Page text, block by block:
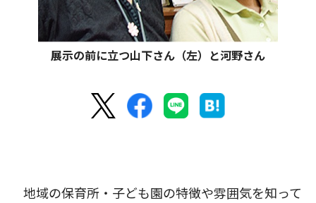
展示の前に立つ山下さん（左）と河野さん
地域の保育所・子ども園の特徴や雰囲気を知って